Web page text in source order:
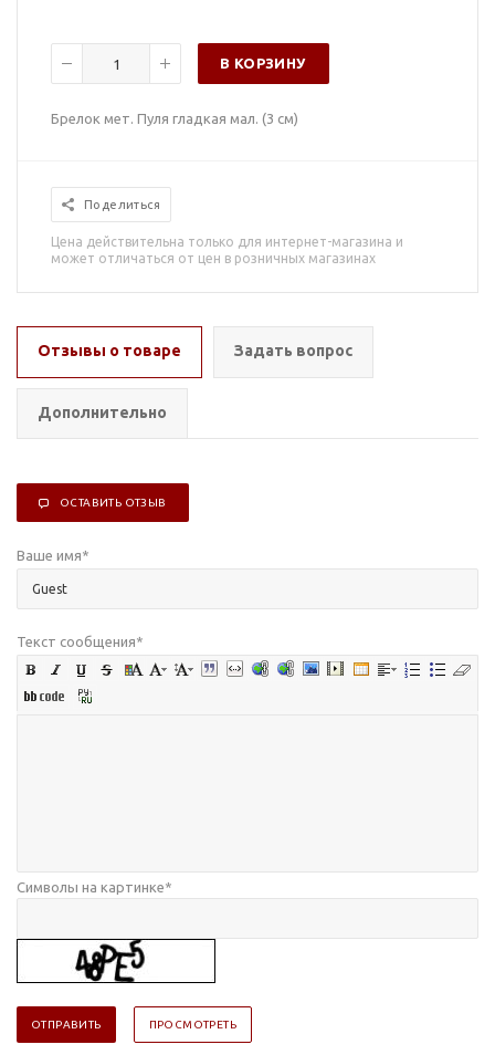
В КОРЗИНУ
Брелок мет. Пуля гладкая мал. (3 см)
Поделиться
Цена действительна только для интернет-магазина и
может отличаться от цен в розничных магазинах
Отзывы о товаре Задать вопрос
Дополнительно
ОСТАВИТЬ ОТЗЫВ
Ваше имя*
Текст сообщения*
Символы на картинке*